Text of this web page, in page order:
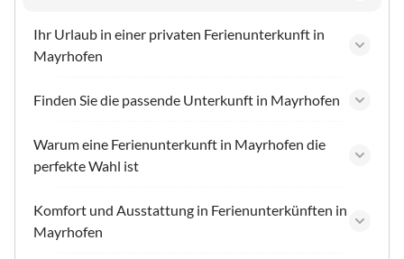
Ihr Urlaub in einer privaten Ferienunterkunft in
Mayrhofen
Finden Sie die passende Unterkunft in Mayrhofen
Warum eine Ferienunterkunft in Mayrhofen die
perfekte Wahl ist
Komfort und Ausstattung in Ferienunterkünften in
Mayrhofen